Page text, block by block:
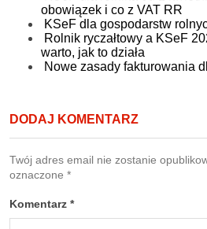
obowiązek i co z VAT RR
KSeF dla gospodarstw
Rolnik ryczałtowy a KSeF
warto, jak to działa
Nowe zasady fakturowania
DODAJ KOMENTARZ
Twój adres email nie zostanie
oznaczone *
Komentarz *